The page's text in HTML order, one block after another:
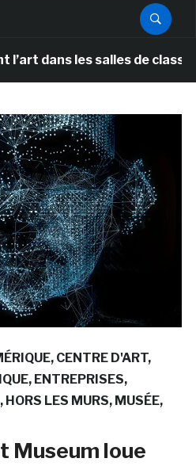
les salles de classe des
CENTRE D'ART
ENTREPRISES
HORS LES MURS MUSÉE
Museum loue